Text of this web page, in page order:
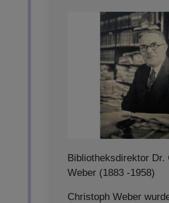
Bibliotheksdirektor Dr.
Weber (1883 -1958)
Christoph Weber